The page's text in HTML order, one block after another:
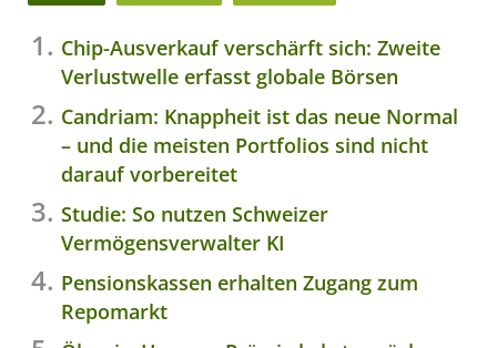
Chip-Ausverkauf verschärft sich: Zweite
Verlustwelle erfasst globale Börsen
Candriam: Knappheit ist das neue Normal
– und die meisten Portfolios sind nicht
darauf vorbereitet
Studie: So nutzen Schweizer
Vermögensverwalter KI
Pensionskassen erhalten Zugang zum
Repomarkt